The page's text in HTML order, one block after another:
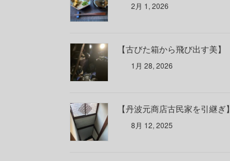
2月 1, 2026
【古びた箱から飛び出す美】
1月 28, 2026
【丹波元商店古民家を引継ぎ】
8月 12, 2025